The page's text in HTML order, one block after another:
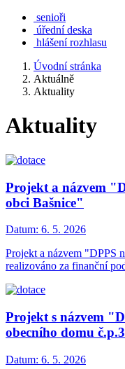
senioři
úřední deska
hlášení rozhlasu
Úvodní stránka
Aktuálně
Aktuality
Aktuality
Projekt a názvem
obci Bašnice"
Datum: 6. 5. 2026
Projekt a názvem "DPPS
realizováno za finanční
Projekt s názvem
obecního domu
Datum: 6. 5. 2026